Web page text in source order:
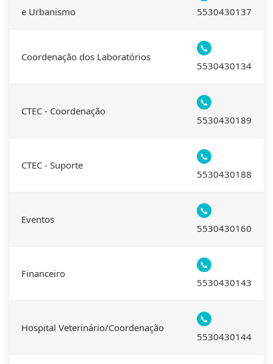
e Urbanismo
5530430137
Coordenação dos Laboratórios
📞
5530430134
CTEC - Coordenação
📞
5530430189
CTEC - Suporte
📞
5530430188
Eventos
📞
5530430160
Financeiro
📞
5530430143
Hospital Veterinário/Coordenação
📞
5530430144